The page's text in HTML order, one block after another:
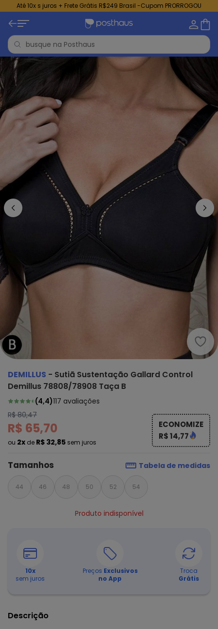
Até 10x s juros + Frete Grátis R$249 Brasil -Cupom PRORROGOU
DEMILLUS - Sutiã Sustentação Gallard Control
Demillus 78808/78908 Taça B
(4,4)117 avaliações
R$ 80,47
R$ 65,70
ou 2x de R$ 32,85 sem juros
ECONOMIZE
R$ 14,77
Tamanhos Tabela de medidas
44 46 48 50 52 54
Produto indisponível
10x
sem juros
Preços Exclusivos
no App
Troca
Grátis
Descrição